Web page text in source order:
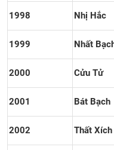
1998 Nhị Hắc
1999 Nhất
2000 Cửu Tử
2001 Bát Bạch
2002 Thất Xích